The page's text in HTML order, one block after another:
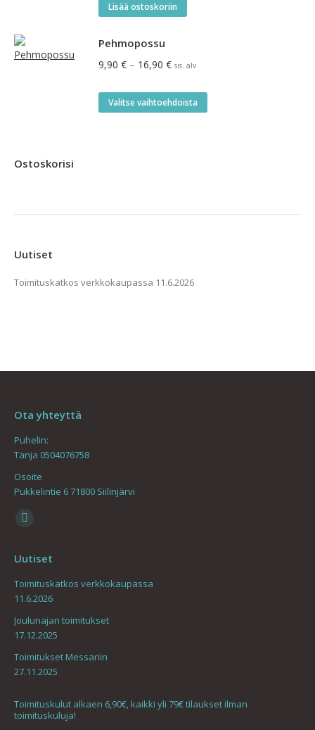
Lisää ostoskoriin
Pehmopossu
9,90 € – 16,90 €Hintaluokka:
-
sis. alv
Valitse vaihtoehdoista
Ostoskorisi
Uutiset
Toimituskatkos verkkokaupassa 11.6.2026
Ota yhteyttä
Puhelin:
Tanja 0504076758
Osoite
Pukkelintie 6 71800 Siilinjärvi
Find us on:
opens
in
new
window
Uutiset
Toimituskatkos verkkokaupassa
11.6.2026
Joulunajan toimitukset
17.12.2025
Toimitukset Messariin
27.11.2025
Toimituskulut alkaen 6,90€, kaikki yli 79€ tilaukset ilman
toimituskuluja!